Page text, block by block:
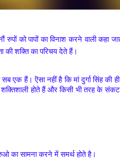
रुपों को पापों का विनाश करने वाली कहा
की शक्ति का परिचय देते हैं।
हैं। ऎसा नहीं है कि मां दुर्गा सिंह की ही
होते हैं और किसी भी तरह के
का सामना करने में समर्थ होते है।